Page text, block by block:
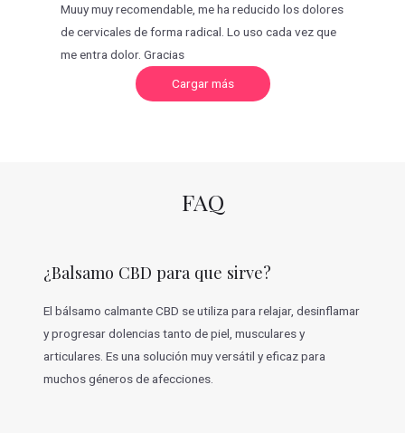
Muuy muy recomendable, me ha reducido los dolores
de cervicales de forma radical. Lo uso cada vez que
me entra dolor. Gracias
Cargar másC
r
i
o
e
s
FAQ
¿Balsamo CBD para que sirve?
El bálsamo calmante CBD se utiliza para relajar, desinflamar
y progresar dolencias tanto de piel, musculares y
articulares. Es una solución muy versátil y eficaz para
muchos géneros de afecciones.